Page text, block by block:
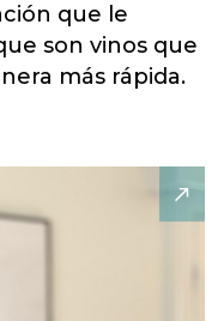
que le
son vinos que
más rápida.